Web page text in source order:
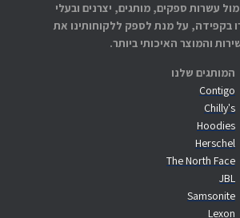
המותגים שלנו
Contigo
Chilly's
Hoodies
Herschel
The North Face
JBL
Samsonite
Lexon
עשרות ספקים, מותגים, יצרנים ובעלי
בקפידה, על מנת לספק ללקוחותינו את
והמוצר האיכותי ביותר.